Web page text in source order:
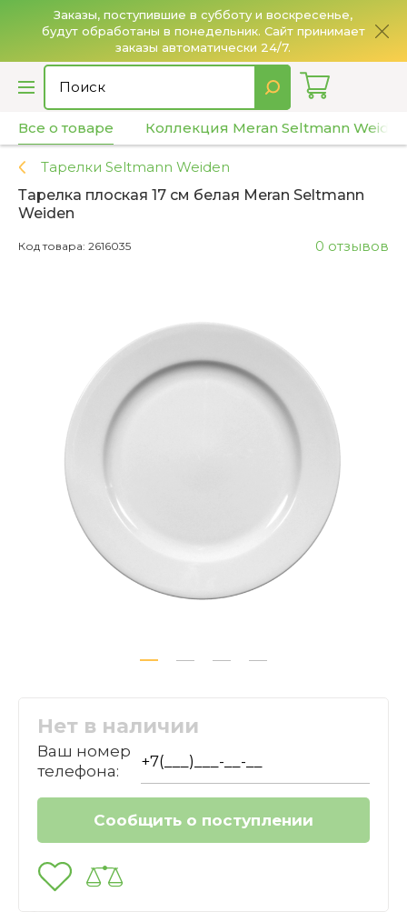
Заказы, поступившие в субботу и воскресенье,
будут обработаны в понедельник. Сайт принимает
заказы автоматически 24/7.
Все о товаре Коллекция Meran Seltmann Weiden
Тарелки Seltmann Weiden
Тарелка плоская 17 см белая Meran Seltmann
Weiden
0 отзывов
Код товара: 2616035
Нет в наличии
Ваш номер
телефона: